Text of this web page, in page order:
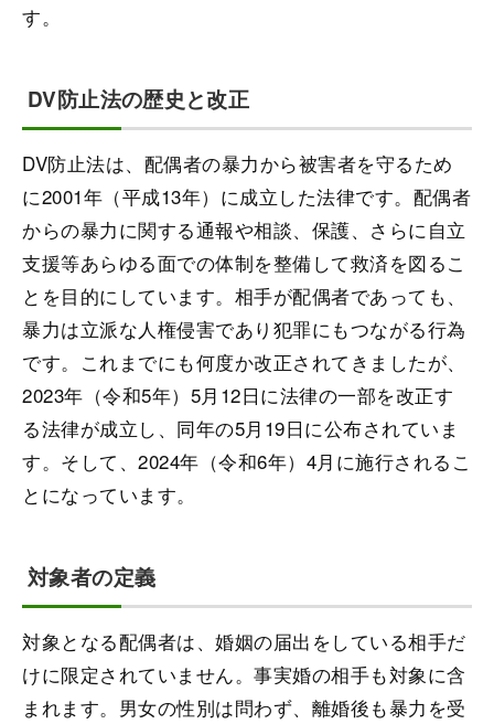
す。
DV防止法の歴史と改正
DV防止法は、配偶者の暴力から被害者を守るため
に2001年（平成13年）に成立した法律です。配偶者
からの暴力に関する通報や相談、保護、さらに自立
支援等あらゆる面での体制を整備して救済を図るこ
とを目的にしています。相手が配偶者であっても、
暴力は立派な人権侵害であり犯罪にもつながる行為
です。これまでにも何度か改正されてきましたが、
2023年（令和5年）5月12日に法律の一部を改正す
る法律が成立し、同年の5月19日に公布されていま
す。そして、2024年（令和6年）4月に施行されるこ
とになっています。
対象者の定義
対象となる配偶者は、婚姻の届出をしている相手だ
けに限定されていません。事実婚の相手も対象に含
まれます。男女の性別は問わず、離婚後も暴力を受